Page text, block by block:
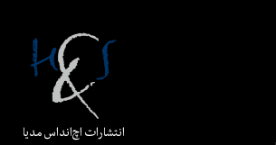
انتشارات اچ‌اند‌اس مدیا